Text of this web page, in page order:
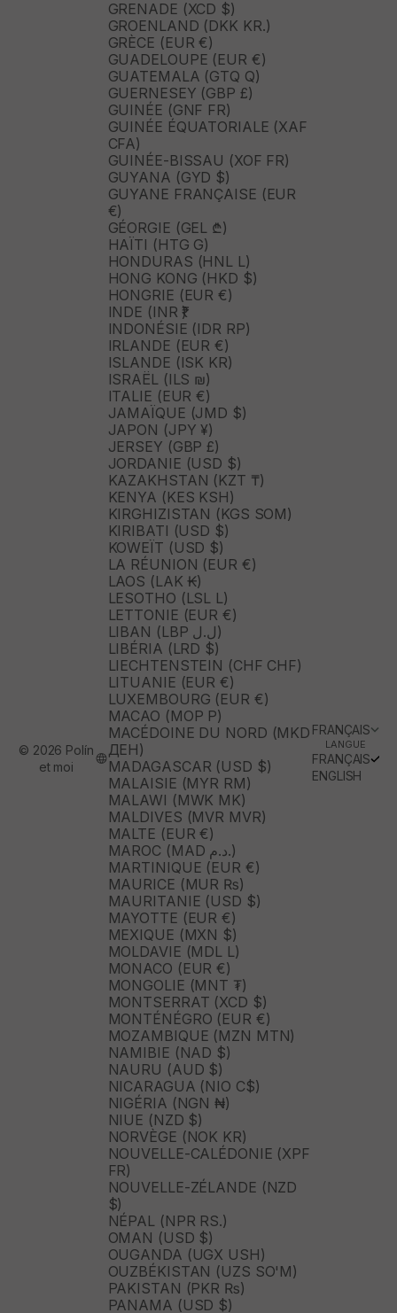
GRENADE (XCD $)
GROENLAND (DKK KR.)
GRÈCE (EUR €)
GUADELOUPE (EUR €)
GUATEMALA (GTQ Q)
GUERNESEY (GBP £)
GUINÉE (GNF FR)
GUINÉE ÉQUATORIALE (XAF
CFA)
GUINÉE-BISSAU (XOF FR)
GUYANA (GYD $)
GUYANE FRANÇAISE (EUR
€)
GÉORGIE (GEL ₾)
HAÏTI (HTG G)
HONDURAS (HNL L)
HONG KONG (HKD $)
HONGRIE (EUR €)
INDE (INR ₹)
INDONÉSIE (IDR RP)
IRLANDE (EUR €)
ISLANDE (ISK KR)
ISRAËL (ILS ₪)
ITALIE (EUR €)
JAMAÏQUE (JMD $)
JAPON (JPY ¥)
JERSEY (GBP £)
JORDANIE (USD $)
KAZAKHSTAN (KZT ₸)
KENYA (KES KSH)
KIRGHIZISTAN (KGS SOM)
KIRIBATI (USD $)
KOWEÏT (USD $)
LA RÉUNION (EUR €)
LAOS (LAK ₭)
LESOTHO (LSL L)
LETTONIE (EUR €)
LIBAN (LBP ل.ل)
LIBÉRIA (LRD $)
LIECHTENSTEIN (CHF CHF)
LITUANIE (EUR €)
LUXEMBOURG (EUR €)
MACAO (MOP P)
MACÉDOINE DU NORD (MKD
ДЕН)
MADAGASCAR (USD $)
MALAISIE (MYR RM)
MALAWI (MWK MK)
MALDIVES (MVR MVR)
MALTE (EUR €)
MAROC (MAD د.م.)
MARTINIQUE (EUR €)
MAURICE (MUR ₨)
MAURITANIE (USD $)
MAYOTTE (EUR €)
MEXIQUE (MXN $)
MOLDAVIE (MDL L)
MONACO (EUR €)
MONGOLIE (MNT ₮)
MONTSERRAT (XCD $)
MONTÉNÉGRO (EUR €)
MOZAMBIQUE (MZN MTN)
NAMIBIE (NAD $)
NAURU (AUD $)
NICARAGUA (NIO C$)
NIGÉRIA (NGN ₦)
NIUE (NZD $)
NORVÈGE (NOK KR)
NOUVELLE-CALÉDONIE (XPF
FR)
NOUVELLE-ZÉLANDE (NZD
$)
NÉPAL (NPR RS.)
OMAN (USD $)
OUGANDA (UGX USH)
OUZBÉKISTAN (UZS SO'M)
PAKISTAN (PKR ₨)
PANAMA (USD $)
FRANÇAIS
LANGUE
FRANÇAIS
ENGLISH
© 2026 Polín
et moi